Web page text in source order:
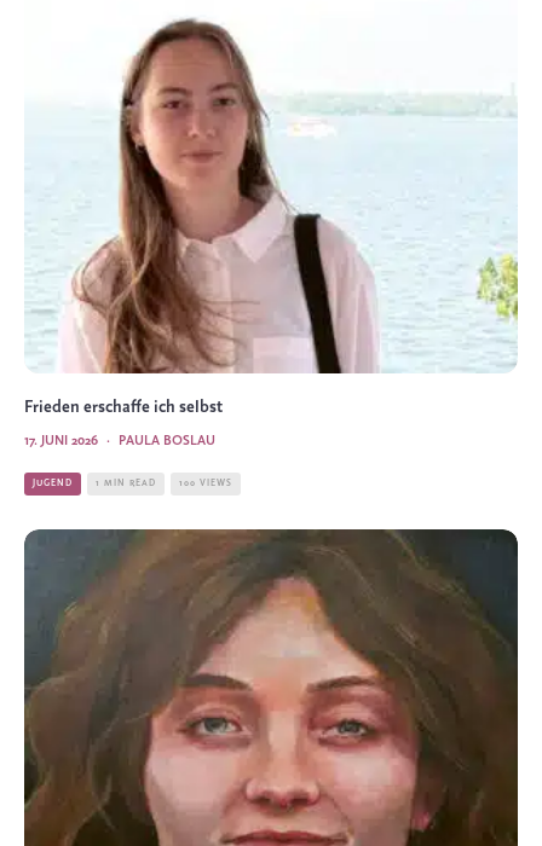
Frieden erschaffe ich selbst
PAULA BOSLAU
·
17. JUNI 2026
JUGEND 1 MIN READ 100 VIEWS